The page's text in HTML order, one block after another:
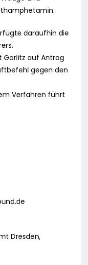
daraufhin die
Görlitz auf Antrag
gegen den
Verfahren führt
Dresden,